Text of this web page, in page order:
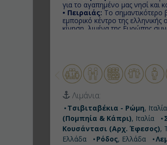
για το αγαπημένο μας νησί και
• Πειραιάς:Το σημαντικότερο
εμπορικό κέντρο της ελληνικής
κίνηση, λιμένα της Ευρώπης
πολλές πόλεις σε μια!
• Πάτμος:Ένα νησί ντυμένο
ευλογημένο απ'το Θεό και
• Ρόδος:
παρελθόν μέσα στην Ρόδο,
η Μεσαιωνική Πόλη, που
περιλαμβάνεται στον κατάλογο
• Λεμεσός: Το ιστορικό κέντρο
ευχαριστηθείτε τη βόλτα σας σ’
• Άσντοντ:Είναι η πέμπτη σε
Λιμάνια:
Τσιβιταβέκια - Ρώμη, Ιταλία
(Πομπηία & Κάπρι), Ιταλία
Κουσάντασι (Αρχ. Έφεσος),
Ελλάδα
Ρόδος, Ελλάδα